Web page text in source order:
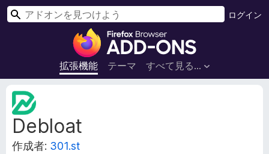
F
r
e
拡張機能 テーマ すべて見る...
ログイン
検
Debloat
作成者: 301.st
拡
張
機
能
メ